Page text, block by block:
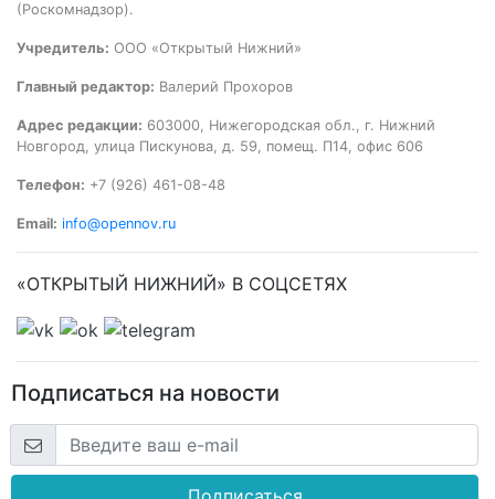
(Роскомнадзор).
Учредитель: ООО «Открытый Нижний»
Главный редактор: Валерий Прохоров
Адрес редакции: 603000, Нижегородская обл., г. Нижний
Новгород, улица Пискунова, д. 59, помещ. П14, офис 606
Телефон: +7 (926) 461-08-48
Email: info@opennov.ru
«ОТКРЫТЫЙ НИЖНИЙ» В СОЦСЕТЯХ
Подписаться на новости